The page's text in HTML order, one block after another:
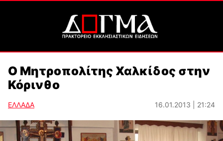
Ο Μητροπολίτης Χαλκίδος στην
Κόρινθο
ΕΛΛΑΔΑ 16.01.2013 | 21:24